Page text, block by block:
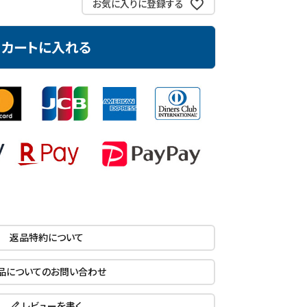
お気に入りに登録する
カートに入れる
返品特約について
についてのお問い合わせ